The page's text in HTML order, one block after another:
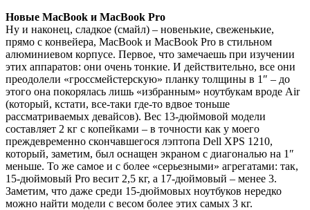
Новые MacBook и MacBook Pro
Ну и наконец, сладкое (смайл) – новенькие, свеженькие,
прямо с конвейера, MacBook и MacBook Pro в стильном
алюминиевом корпусе. Первое, что замечаешь при изучении
этих аппаратов: они очень тонкие. И действительно, все они
преодолели «гроссмейстерскую» планку толщины в 1″ – до
этого она покорялась лишь «избранным» ноутбукам вроде Air
(который, кстати, все-таки где-то вдвое тоньше
рассматриваемых девайсов). Вес 13-дюймовой модели
составляет 2 кг с копейками – в точности как у моего
преждевременно скончавшегося лэптопа Dell XPS 1210,
который, заметим, был оснащен экраном с диагональю на 1″
меньше. То же самое и с более «серьезными» агрегатами: так,
15-дюймовый Pro весит 2,5 кг, а 17-дюймовый – менее 3.
Заметим, что даже среди 15-дюймовых ноутбуков нередко
можно найти модели с весом более этих самых 3 кг.